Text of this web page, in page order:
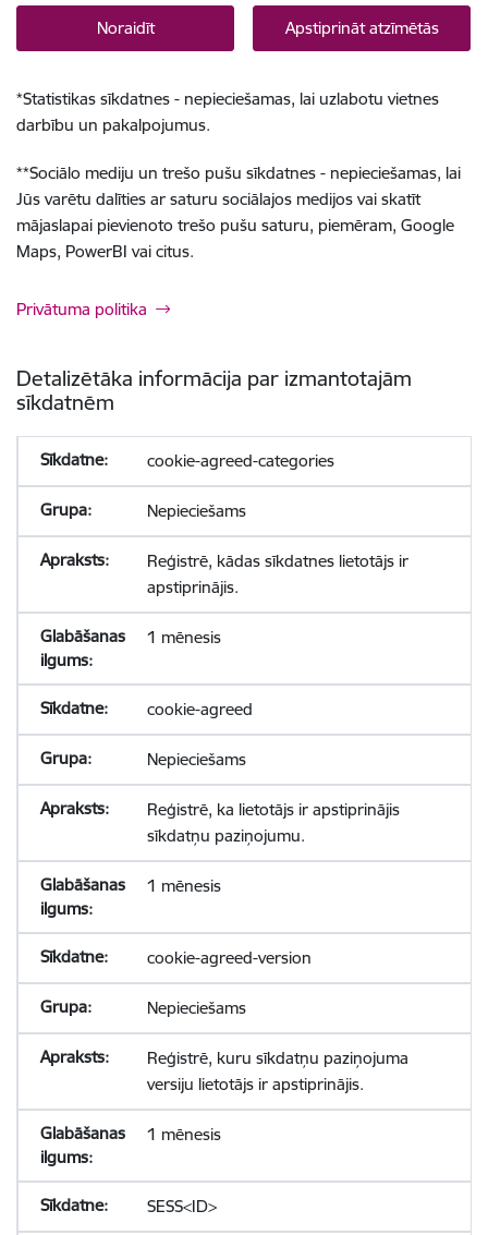
Noraidīt Apstiprināt atzīmētās
*Statistikas sīkdatnes - nepieciešamas, lai uzlabotu vietnes
darbību un pakalpojumus.
**Sociālo mediju un trešo pušu sīkdatnes - nepieciešamas, lai
Jūs varētu dalīties ar saturu sociālajos medijos vai skatīt
mājaslapai pievienoto trešo pušu saturu, piemēram, Google
Maps, PowerBI vai citus.
Privātuma politika
Detalizētāka informācija par izmantotajām
sīkdatnēm
cookie-agreed-categories
Nepieciešams
Reģistrē, kādas sīkdatnes lietotājs ir
apstiprinājis.
1 mēnesis
cookie-agreed
Nepieciešams
Reģistrē, ka lietotājs ir apstiprinājis
sīkdatņu paziņojumu.
1 mēnesis
cookie-agreed-version
Nepieciešams
Reģistrē, kuru sīkdatņu paziņojuma
versiju lietotājs ir apstiprinājis.
1 mēnesis
SESS<ID>